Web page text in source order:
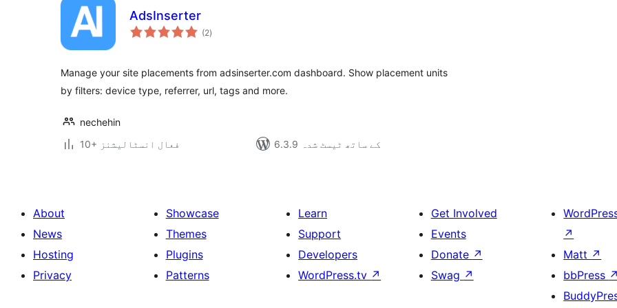
AdsInserter
(2مجموعی
درجہ
)
Manage your site placements from adsinserter.com dashboard. Show placement units
by filters: device type, referrer, url, tags and more.
nechehin
10+ فعال انسٹالیشنز
6.3.9 کے ساتھ ٹیسٹ شدہ
About
News
Hosting
Privacy
Showcase
Themes
Plugins
Patterns
Learn
Support
Developers
WordPress.tv ↗
Get Involved
Events
Donate ↗
Swag ↗
↗
Matt ↗
bbPress ↗